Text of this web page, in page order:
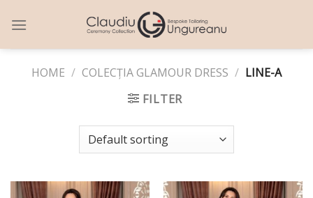
HOME / COLECȚIA GLAMOUR DRESS / LINE-A
FILTER